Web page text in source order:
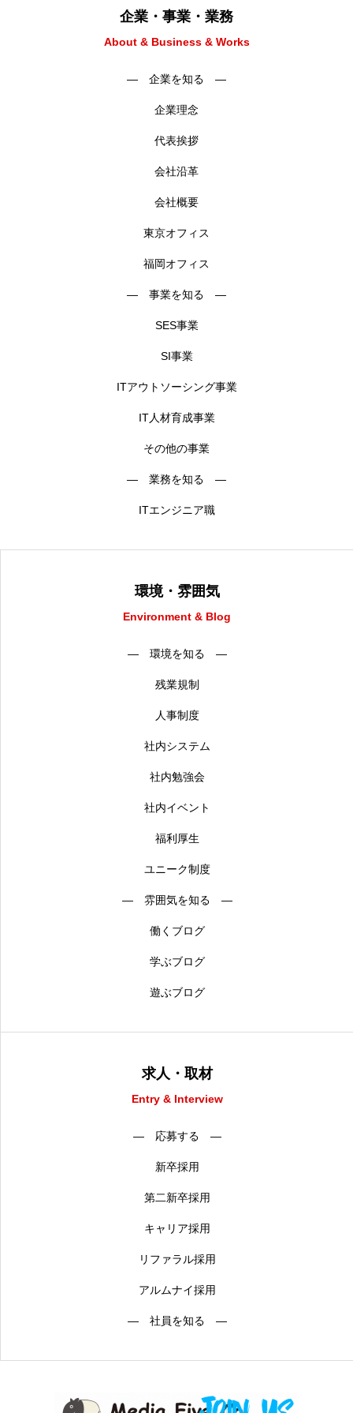
企業・事業・業務
About & Business & Works
― 企業を知る ―
企業理念
代表挨拶
会社沿革
会社概要
東京オフィス
福岡オフィス
― 事業を知る ―
SES事業
SI事業
ITアウトソーシング事業
IT人材育成事業
その他の事業
― 業務を知る ―
ITエンジニア職
環境・雰囲気
Environment & Blog
― 環境を知る ―
残業規制
人事制度
社内システム
社内勉強会
社内イベント
福利厚生
ユニーク制度
― 雰囲気を知る ―
働くブログ
学ぶブログ
遊ぶブログ
求人・取材
Entry & Interview
― 応募する ―
新卒採用
第二新卒採用
キャリア採用
リファラル採用
アルムナイ採用
― 社員を知る ―